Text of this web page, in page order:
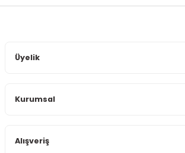
Üyelik
Kurumsal
Alışveriş